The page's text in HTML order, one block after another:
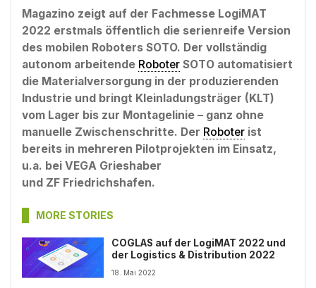
Magazino zeigt auf der Fachmesse LogiMAT
2022 erstmals öffentlich die serienreife Version
des mobilen Roboters SOTO. Der vollständig
autonom arbeitende Roboter SOTO automatisiert
die Materialversorgung in der produzierenden
Industrie und bringt Kleinladungsträger (KLT)
vom Lager bis zur Montagelinie – ganz ohne
manuelle Zwischenschritte. Der Roboter ist
bereits in mehreren Pilotprojekten im Einsatz,
u.a. bei VEGA Grieshaber
und ZF Friedrichshafen.
MORE STORIES
COGLAS auf der LogiMAT 2022 und
der Logistics & Distribution 2022
18. Mai 2022